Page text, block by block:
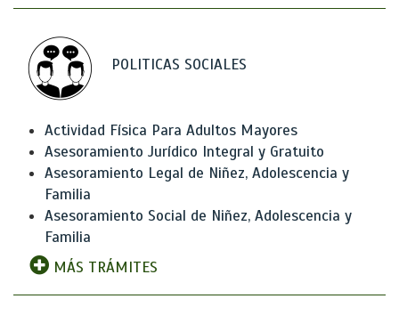
POLITICAS SOCIALES
Actividad Física Para Adultos Mayores
Asesoramiento Jurídico Integral y Gratuito
Asesoramiento Legal de Niñez, Adolescencia y
Familia
Asesoramiento Social de Niñez, Adolescencia y
Familia
MÁS TRÁMITES